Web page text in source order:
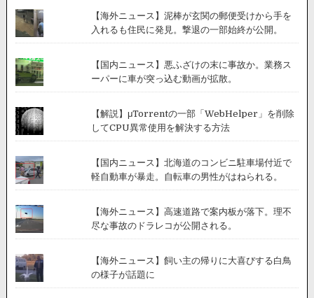
【海外ニュース】泥棒が玄関の郵便受けから手を
入れるも住民に発見。撃退の一部始終が公開。
【国内ニュース】悪ふざけの末に事故か。業務ス
ーパーに車が突っ込む動画が拡散。
【解説】μTorrentの一部「WebHelper」を削除
してCPU異常使用を解決する方法
【国内ニュース】北海道のコンビニ駐車場付近で
軽自動車が暴走。自転車の男性がはねられる。
【海外ニュース】高速道路で案内板が落下。理不
尽な事故のドラレコが公開される。
【海外ニュース】飼い主の帰りに大喜びする白鳥
の様子が話題に